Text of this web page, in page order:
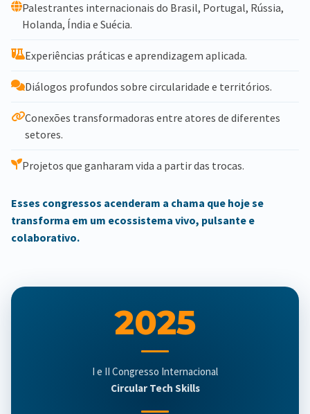
Palestrantes internacionais do Brasil, Portugal, Rússia,
Holanda, Índia e Suécia.
Experiências práticas e aprendizagem aplicada.
Diálogos profundos sobre circularidade e territórios.
Conexões transformadoras entre atores de diferentes
setores.
Projetos que ganharam vida a partir das trocas.
Esses congressos acenderam a chama que hoje se
transforma em um ecossistema vivo, pulsante e
colaborativo.
2025
I e II Congresso Internacional
Circular Tech Skills